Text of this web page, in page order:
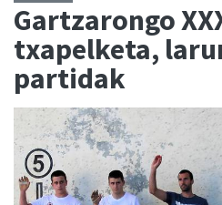
Gartzarongo
txapelketa,
partidak